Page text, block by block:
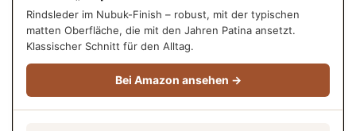
Rindsleder im Nubuk-Finish – robust, mit der typischen
matten Oberfläche, die mit den Jahren Patina ansetzt.
Klassischer Schnitt für den Alltag.
Bei Amazon ansehen →